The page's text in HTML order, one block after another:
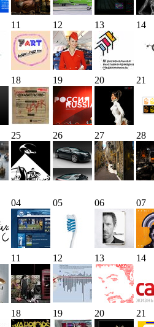
11 12 13 14
18 19 20 21
25 26 27 28
04 05 06 07
11 12 13 14
18 19 20 21